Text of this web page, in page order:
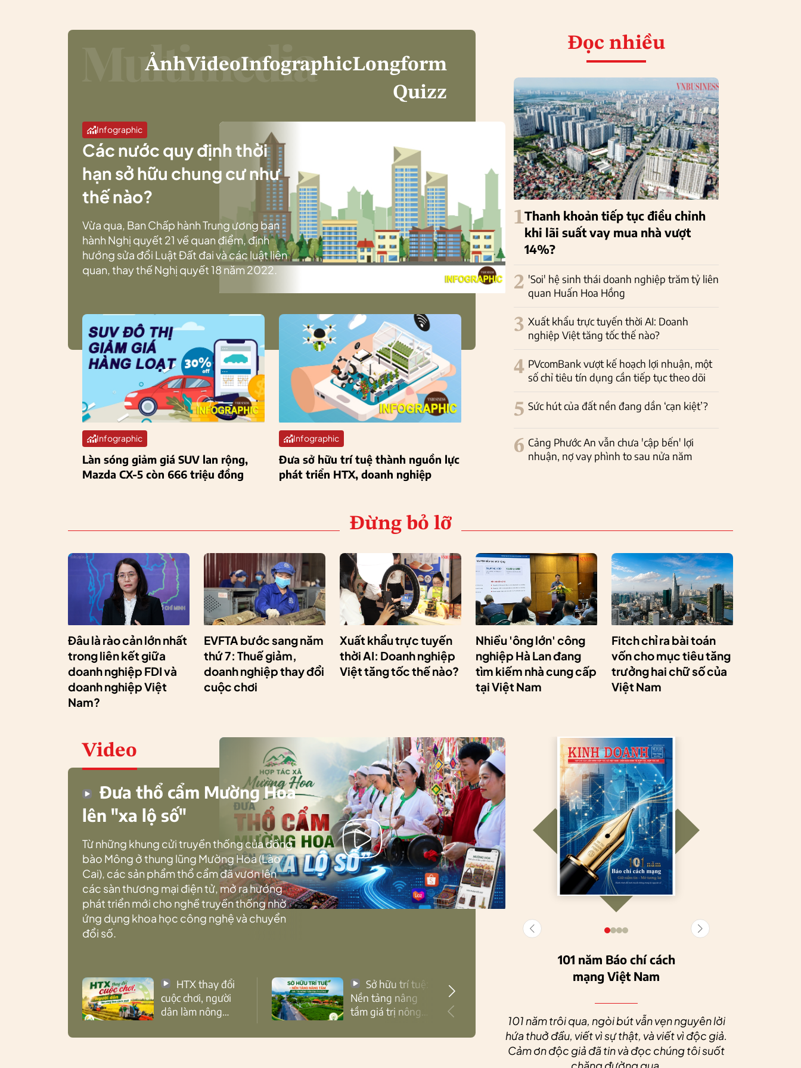
ẢnhVideoInfographicLongform
Quizz
Infographic
Các nước quy định thời
hạn sở hữu chung cư như
thế nào?
Vừa qua, Ban Chấp hành Trung ương ban
hành Nghị quyết 21 về quan điểm, định
hướng sửa đổi Luật Đất đai và các luật liên
quan, thay thế Nghị quyết 18 năm 2022.
Infographic
Làn sóng giảm giá SUV lan rộng,
Mazda CX-5 còn 666 triệu đồng
Infographic
Đưa sở hữu trí tuệ thành nguồn lực
phát triển HTX, doanh nghiệp
Đọc nhiều
1Thanh khoản tiếp tục điều chỉnh
khi lãi suất vay mua nhà vượt
14%?
2 'Soi' hệ sinh thái doanh nghiệp trăm tỷ liên
quan Huấn Hoa Hồng
3 Xuất khẩu trực tuyến thời AI: Doanh
nghiệp Việt tăng tốc thế nào?
4 PVcomBank vượt kế hoạch lợi nhuận, một
số chỉ tiêu tín dụng cần tiếp tục theo dõi
5 Sức hút của đất nền đang dần ‘cạn kiệt’?
6 Cảng Phước An vẫn chưa 'cập bến' lợi
nhuận, nợ vay phình to sau nửa năm
Đừng bỏ lỡ
Đâu là rào cản lớn nhất
trong liên kết giữa
doanh nghiệp FDI và
doanh nghiệp Việt
Nam?
EVFTA bước sang năm
thứ 7: Thuế giảm,
doanh nghiệp thay đổi
cuộc chơi
Xuất khẩu trực tuyến
thời AI: Doanh nghiệp
Việt tăng tốc thế nào?
Nhiều 'ông lớn' công
nghiệp Hà Lan đang
tìm kiếm nhà cung cấp
tại Việt Nam
Fitch chỉ ra bài toán
vốn cho mục tiêu tăng
trưởng hai chữ số của
Việt Nam
Video
Đưa thổ cẩm Mường Hoa
lên "xa lộ số"
Từ những khung cửi truyền thống của đồng
bào Mông ở thung lũng Mường Hoa (Lào
Cai), các sản phẩm thổ cẩm đã vươn lên
các sàn thương mại điện tử, mở ra hướng
phát triển mới cho nghề truyền thống nhờ
ứng dụng khoa học công nghệ và chuyển
đổi số.
cuộc chơi, người
dân làm nông
Nền tảng nâng
tầm giá trị nông
lực cho nông
nghiệp bền vững
101 năm Báo chí cách
mạng Việt Nam
101 năm trôi qua, ngòi bút vẫn vẹn nguyên lời
hứa thuở đầu, viết vì sự thật, và viết vì độc giả.
Cảm ơn độc giả đã tin và đọc chúng tôi suốt
chặng đường qua.